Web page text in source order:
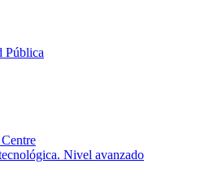
Pública
Nivel avanzado